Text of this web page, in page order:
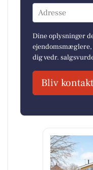
Adresse
Dine oplysninger
ejendomsmæglere,
dig vedr.
Bliv